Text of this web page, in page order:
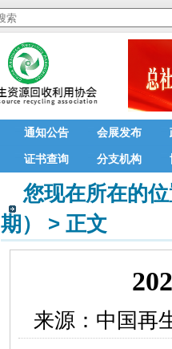
通知公告 会展发布
证书查询 分支机构
您现在所在的
期） > 正文
来源： 中国再